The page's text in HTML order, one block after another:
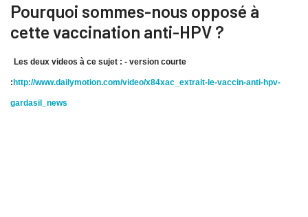
Pourquoi sommes-nous opposé à
cette vaccination anti-HPV ?
Les deux videos à ce sujet : - version courte
: http://www.dailymotion.com/video/x84xac_extrait-le-vaccin-anti-hpv-
gardasil_news